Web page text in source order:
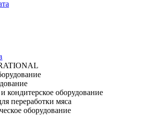
кондитерское оборудование
переработки мяса
оборудование